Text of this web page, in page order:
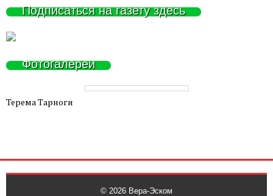
Подписаться на газету здесь
Фотогалереи
Терема Тарноги
© 2026 Вера-Эском